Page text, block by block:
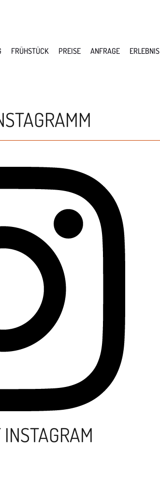
FRÜHSTÜCK PREISE ANFRAGE ERLEBNIS